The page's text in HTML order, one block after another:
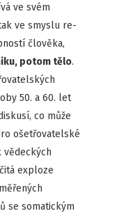
ve svém
ve smyslu re-
člověka,
potom tělo.
50. a 60. let
co může
ošetřovatelské
exploze
se somatickým